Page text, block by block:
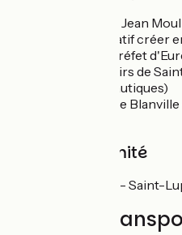
Le mémorial Jean
commémoratif créer
français et préfet
Base de Loisirs de
(Activités nautiques)
Le château de
Gare à proximité
Saint-Aubin - Saint-
Trains et